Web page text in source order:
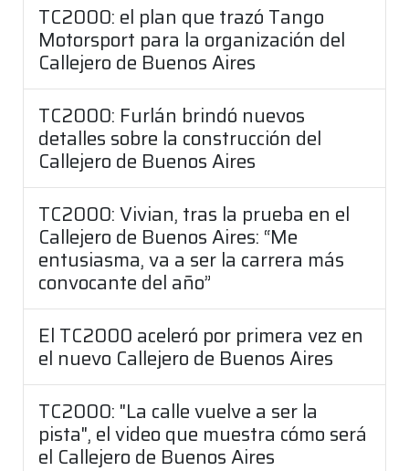
TC2000: el plan que trazó Tango
Motorsport para la organización del
Callejero de Buenos Aires
TC2000: Furlán brindó nuevos
detalles sobre la construcción del
Callejero de Buenos Aires
TC2000: Vivian, tras la prueba en el
Callejero de Buenos Aires: “Me
entusiasma, va a ser la carrera más
convocante del año”
El TC2000 aceleró por primera vez en
el nuevo Callejero de Buenos Aires
TC2000: "La calle vuelve a ser la
pista", el video que muestra cómo será
el Callejero de Buenos Aires